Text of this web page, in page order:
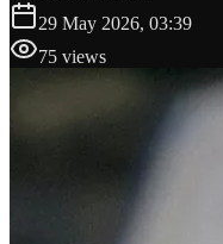
29 May 2026, 03:39
75 views